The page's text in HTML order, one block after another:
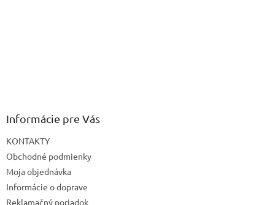
Informácie pre Vás
KONTAKTY
Obchodné podmienky
Moja objednávka
Informácie o doprave
Reklamačný poriadok